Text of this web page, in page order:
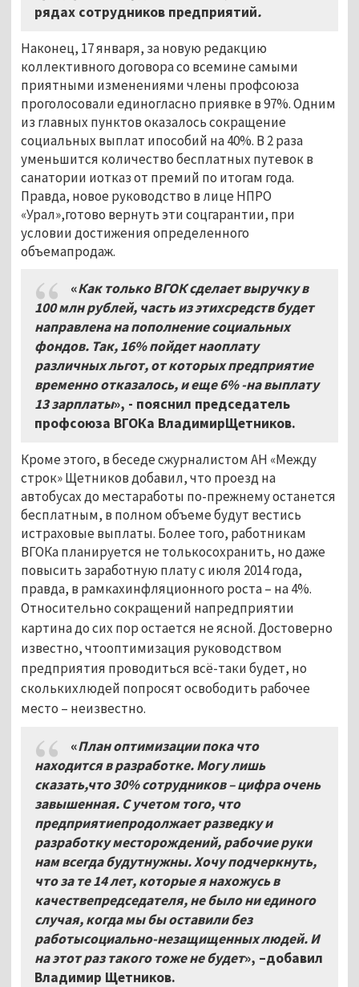
рядах сотрудников предприятий.
Наконец, 17 января, за новую редакцию
коллективного договора со всемине самыми
приятными изменениями члены профсоюза
проголосовали единогласно приявке в 97%. Одним
из главных пунктов оказалось сокращение
социальных выплат ипособий на 40%. В 2 раза
уменьшится количество бесплатных путевок в
санатории иотказ от премий по итогам года.
Правда, новое руководство в лице НПРО
«Урал»,готово вернуть эти соцгарантии, при
условии достижения определенного
объемапродаж.
«Как только ВГОК сделает выручку в
100 млн рублей, часть из этихсредств будет
направлена на пополнение социальных
фондов. Так, 16% пойдет наоплату
различных льгот, от которых предприятие
временно отказалось, и еще 6% -на выплату
13 зарплаты», - пояснил председатель
профсоюза ВГОКа ВладимирЩетников.
Кроме этого, в беседе сжурналистом АН «Между
строк» Щетников добавил, что проезд на
автобусах до местаработы по-прежнему останется
бесплатным, в полном объеме будут вестись
истраховые выплаты. Более того, работникам
ВГОКа планируется не толькосохранить, но даже
повысить заработную плату с июля 2014 года,
правда, в рамкахинфляционного роста – на 4%.
Относительно сокращений напредприятии
картина до сих пор остается не ясной. Достоверно
известно, чтооптимизация руководством
предприятия проводиться всё-таки будет, но
сколькихлюдей попросят освободить рабочее
место – неизвестно.
«План оптимизации пока что
находится в разработке. Могу лишь
сказать,что 30% сотрудников – цифра очень
завышенная. С учетом того, что
предприятиепродолжает разведку и
разработку месторождений, рабочие руки
нам всегда будутнужны. Хочу подчеркнуть,
что за те 14 лет, которые я нахожусь в
качествепредседателя, не было ни единого
случая, когда мы бы оставили без
работысоциально-незащищенных людей. И
на этот раз такого тоже не будет», –добавил
Владимир Щетников.